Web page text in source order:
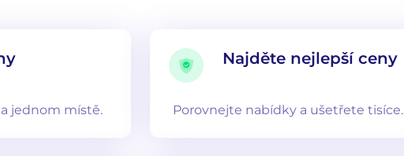
jednom místě.
Najděte nejlepší ceny
Porovnejte nabídky a ušetřete tisíce.